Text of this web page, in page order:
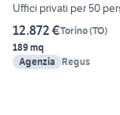
Uffici privati per 50
12.872 €Torino(TO)
189 mq
Agenzia
Regus